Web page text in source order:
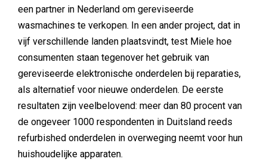
een partner in Nederland om gereviseerde
wasmachines te verkopen. In een ander project, dat in
vijf verschillende landen plaatsvindt, test Miele hoe
consumenten staan tegenover het gebruik van
gereviseerde elektronische onderdelen bij reparaties,
als alternatief voor nieuwe onderdelen. De eerste
resultaten zijn veelbelovend: meer dan 80 procent van
de ongeveer 1000 respondenten in Duitsland reeds
refurbished onderdelen in overweging neemt voor hun
huishoudelijke apparaten.